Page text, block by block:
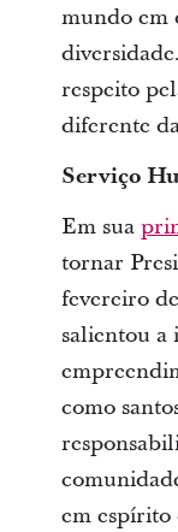
mundo em
respeito
diferente
Serviço
Em sua
tornar
fevereiro
salientou a
como
em espírito